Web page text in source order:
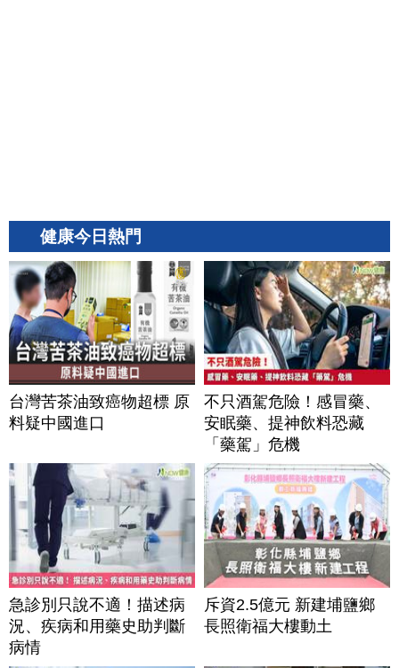
健康今日熱門
台灣苦茶油致癌物超標 原
料疑中國進口
不只酒駕危險！感冒藥、
安眠藥、提神飲料恐藏
「藥駕」危機
急診別只說不適！描述病
況、疾病和用藥史助判斷
病情
斥資2.5億元 新建埔鹽鄉
長照衛福大樓動土